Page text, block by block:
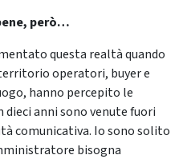
però…
questa realtà quando
operatori, buyer e
hanno percepito le
anni sono venute fuori
comunicativa. Io sono solito
bisogna